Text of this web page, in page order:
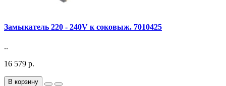
Замыкатель 220 - 240V к соковыж. 7010425
..
16 579 р.
В корзину